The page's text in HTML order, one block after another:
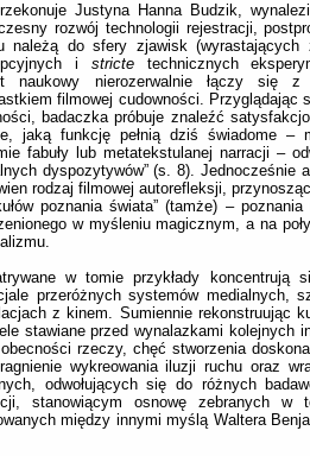
Justyna Hanna Budzik,
rozwój technologii rejestracji,
należą do sfery zjawisk
i strictetechnicznych
naukowy nierozerwalnie łączy się z
filmowej cudowności. Przyglądając
badaczka próbuje znaleźć
jaką funkcję pełnią dziś świadome –
fabuły lub metatekstulanej narracji –
dyspozytywów” (s. 8). Jednocześnie
rodzaj filmowej autorefleksji,
poznania świata” (tamże) –
w myśleniu magicznym, a na
w tomie przykłady koncentrują
przeróżnych systemów medialnych,
z kinem. Sumiennie rekonstruując
stawiane przed wynalazkami kolejnych
rzeczy, chęć stworzenia
wykreowania iluzji ruchu oraz
odwołujących się do różnych
stanowiącym osnowę zebranych w
między innymi myślą Waltera